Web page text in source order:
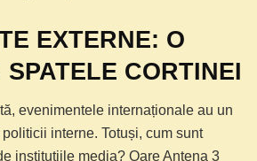
EXTERNE: O
CORTINEI
evenimentele internaționale au un
interne. Totuși, cum sunt
instituțiile media? Oare Antena 3